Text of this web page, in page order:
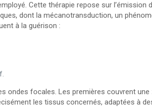
Cette thérapie repose sur l’émission
dont la mécanotransduction, un
à la guérison :
ondes focales. Les premières couvrent
les tissus concernés, adaptées à